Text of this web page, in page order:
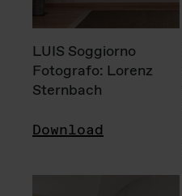
LUIS Soggiorno
Fotografo: Lorenz
Sternbach
Download